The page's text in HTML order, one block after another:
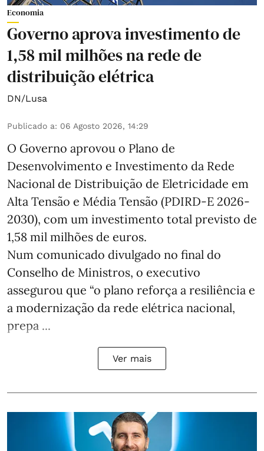
Economia
Governo aprova investimento de
1,58 mil milhões na rede de
distribuição elétrica
DN/Lusa
Publicado a: 06 Agosto 2026, 14:29
O Governo aprovou o Plano de
Desenvolvimento e Investimento da Rede
Nacional de Distribuição de Eletricidade em
Alta Tensão e Média Tensão (PDIRD-E 2026-
2030), com um investimento total previsto de
1,58 mil milhões de euros.
Num comunicado divulgado no final do
Conselho de Ministros, o executivo
assegurou que “o plano reforça a resiliência e
a modernização da rede elétrica nacional,
prepa ...
Ver mais